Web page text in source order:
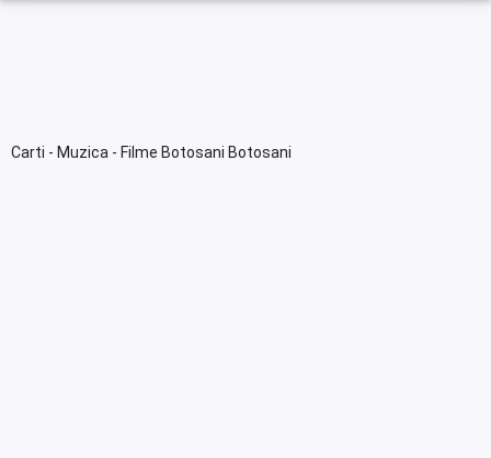
Carti - Muzica - Filme Botosani Botosani